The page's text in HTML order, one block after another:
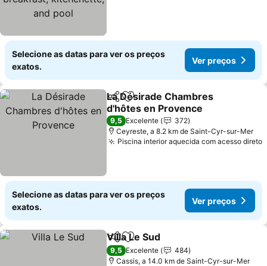
Selecione as datas para ver os preços
exatos.
Ver preços
PartilharAdicionar aos favoritos
La Désirade Chambres
d'hôtes en Provence
9,5 Excelente
372
Ceyreste, a 8.2 km de Saint-Cyr-sur-Mer
Piscina interior aquecida com acesso direto
Selecione as datas para ver os preços
exatos.
Ver preços
PartilharAdicionar aos favoritos
Villa Le Sud
9,5 Excelente
484
Cassis, a 14.0 km de Saint-Cyr-sur-Mer